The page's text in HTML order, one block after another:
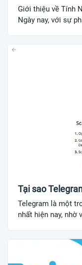
Giới thiệu về Tính
Ngày nay, với sự
Tại sao
Telegram là một
nhất hiện nay, nhờ